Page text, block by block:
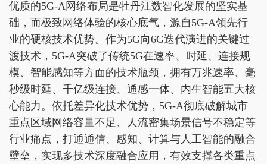
优质的5G-A网络布局是牡丹江数智化发展的坚实基
础，而极致网络体验的核心底气，源自5G-A领先行
业的硬核技术优势。作为5G向6G迭代演进的关键过
渡技术，5G-A突破了传统5G在速率、时延、连接规
模、智能感知等方面的技术瓶颈，拥有万兆速率、毫
秒级时延、千亿级连接、通感一体、内生智能五大核
心能力。依托差异化技术优势，5G-A彻底破解城市
重点区域网络容量不足、人流密集场景信号不稳定等
行业痛点，打通通信、感知、计算与人工智能的融合
壁垒，实现多技术深度融合应用，有效支撑各类重点